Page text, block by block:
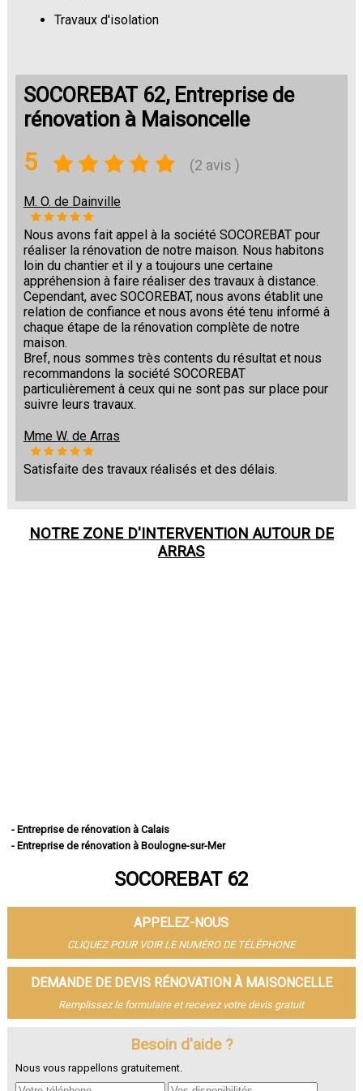
Travaux d'isolation
SOCOREBAT 62, Entreprise de
rénovation à Maisoncelle
5 (2 avis )
M. O. de Dainville
Nous avons fait appel à la société SOCOREBAT pour
réaliser la rénovation de notre maison. Nous habitons
loin du chantier et il y a toujours une certaine
appréhension à faire réaliser des travaux à distance.
Cependant, avec SOCOREBAT, nous avons établit une
relation de confiance et nous avons été tenu informé à
chaque étape de la rénovation complète de notre
maison.
Bref, nous sommes très contents du résultat et nous
recommandons la société SOCOREBAT
particulièrement à ceux qui ne sont pas sur place pour
suivre leurs travaux.
Mme W. de Arras
Satisfaite des travaux réalisés et des délais.
NOTRE ZONE D'INTERVENTION AUTOUR DE
ARRAS
- Entreprise de rénovation à Calais
- Entreprise de rénovation à Boulogne-sur-Mer
- Entreprise de rénovation à Lens
- Entreprise de rénovation à Béthune
- Entreprise de rénovation à Hénin-Beaumont
- Entreprise de rénovation à Bruay-la-Buissière
- Entreprise de rénovation à Avion
- Entreprise de rénovation à Carvin
- Entreprise de rénovation à Berck
- Entreprise de rénovation à Saint-Omer
- Entreprise de rénovation à Harnes
- Entreprise de rénovation à Nœux-les-Mines
SOCOREBAT 62
APPELEZ-NOUS
CLIQUEZ POUR VOIR LE NUMÉRO DE TÉLÉPHONE
DEMANDE DE DEVIS RÉNOVATION À MAISONCELLE
Remplissez le formulaire et recevez votre devis gratuit
Besoin d'aide ?
Nous vous rappellons gratuitement.